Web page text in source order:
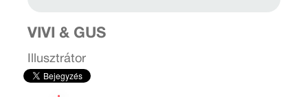
VIVI & GUS
Illusztrátor